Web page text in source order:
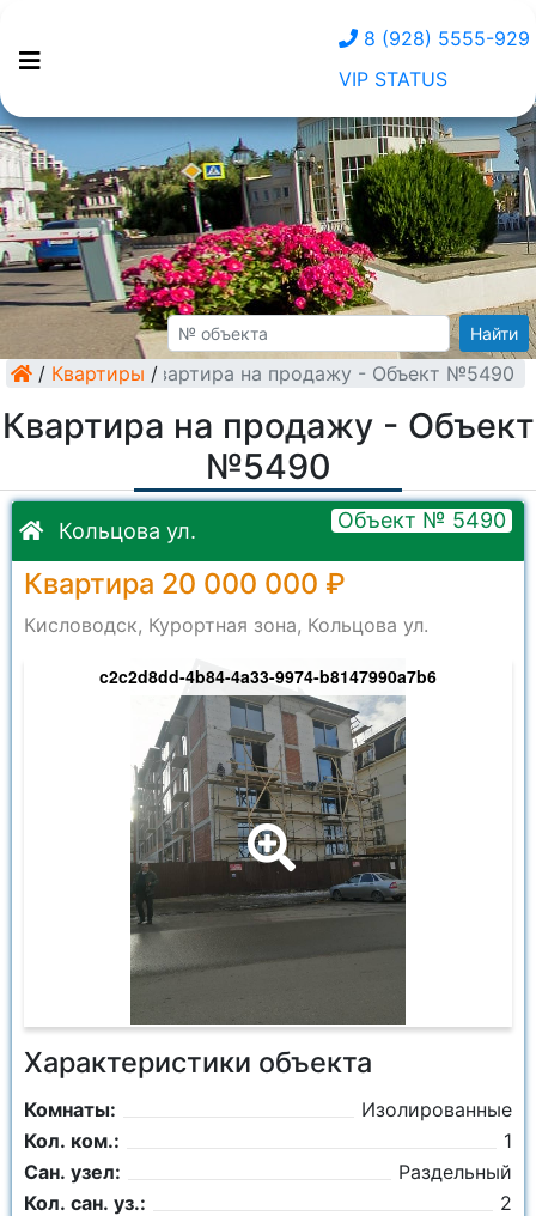
8 (928) 5555-929
VIP STATUS
Найти
/ Квартиры /
Квартира на продажу - Объект №5490
Квартира на продажу - Объект
№5490
Кольцова ул. Объект № 5490
Квартира 20 000 000 ₽
Кисловодск, Курортная зона, Кольцова ул.
c2c2d8dd-4b84-4a33-9974-b8147990a7b6
Характеристики объекта
Комнаты:
Изолированные
Кол. ком.:
1
Сан. узел:
Раздельный
Кол. сан. уз.:
2